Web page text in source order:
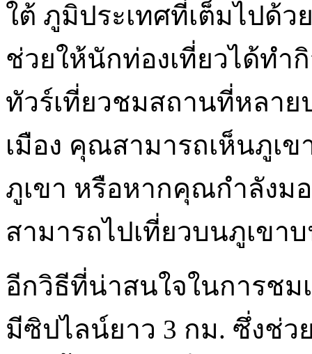
ใต้ ภูมิประเทศที่เต็มไปด้ว
ช่วยให้นักท่องเที่ยวได้ทำ
ทัวร์เที่ยวชมสถานที่หลาย
เมือง คุณสามารถเห็นภูเ
ภูเขา หรือหากคุณกำลังม
สามารถไปเที่ยวบนภูเขา
อีกวิธีที่น่าสนใจในการชม
มีซิปไลน์ยาว 3 กม. ซึ่งช่